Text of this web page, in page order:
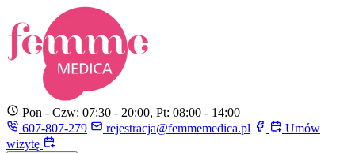
Pon - Czw: 07:30 - 20:00, Pt: 08:00 - 14:00
607-807-279
rejestracja@femmemedica.pl
Umów
wizytę